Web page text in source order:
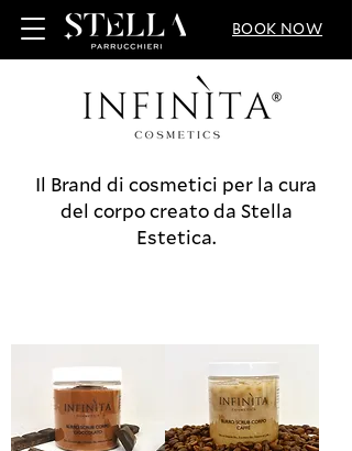
BOOK NOW
Il Brand di cosmetici per la cura
del corpo creato da Stella
Estetica.